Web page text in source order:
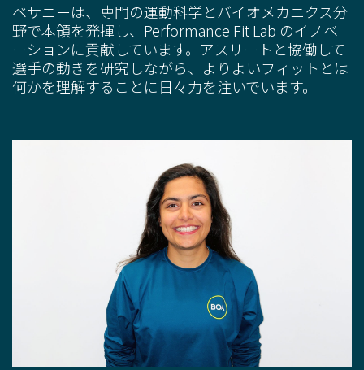
ベサニーは、専門の運動科学とバイオメカニクス分
野で本領を発揮し、Performance Fit Lab のイノベ
ーションに貢献しています。アスリートと協働して
選手の動きを研究しながら、よりよいフィットとは
何かを理解することに日々力を注いでいます。